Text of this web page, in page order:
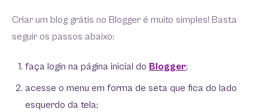
Criar um blog grátis no Blogger é muito simples! Basta
seguir os passos abaixo:
faça login na página inicial do Blogger;
acesse o menu em forma de seta que fica do lado
esquerdo da tela;